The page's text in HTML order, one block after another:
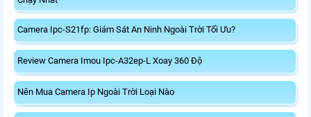
Camera Ipc-S21fp: Giám Sát An Ninh Ngoài Trời Tối Ưu?
Review Camera Imou Ipc-A32ep-L Xoay 360 Độ
Nên Mua Camera Ip Ngoài Trời Loại Nào